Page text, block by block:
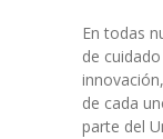
En todas
de
de cada
parte del